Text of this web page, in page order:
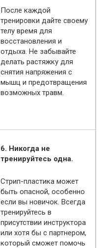
После каждой
тренировки дайте своему
телу время для
восстановления и
отдыха. Не забывайте
делать растяжку для
снятия напряжения с
мышц и предотвращения
возможных травм.
6. Никогда не
тренируйтесь одна.
Стрип-пластика может
быть опасной, особенно
если вы новичок. Всегда
тренируйтесь в
присутствии инструктора
или хотя бы с партнером,
который сможет помочь